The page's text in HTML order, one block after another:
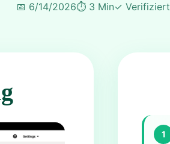
📅 6/14/2026⏱️ 3 Min✓ Verifiziert
1